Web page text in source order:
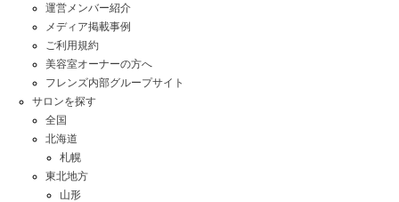
運営メンバー紹介
メディア掲載事例
ご利用規約
美容室オーナーの方へ
フレンズ内部グループサイト
サロンを探す
全国
北海道
札幌
東北地方
山形